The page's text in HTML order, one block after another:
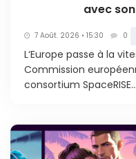
avec
7 Août. 2026 • 15:30 0
L‘Europe passe à la
Commission
consortium SpaceRISE...